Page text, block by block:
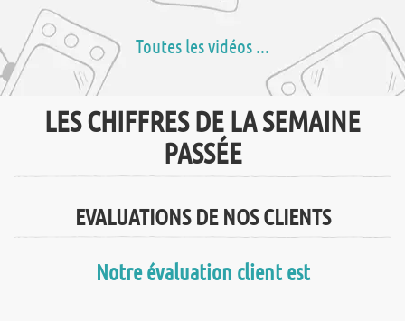
Toutes les vidéos ...
LES CHIFFRES DE LA SEMAINE
PASSÉE
EVALUATIONS DE NOS CLIENTS
Notre évaluation client est